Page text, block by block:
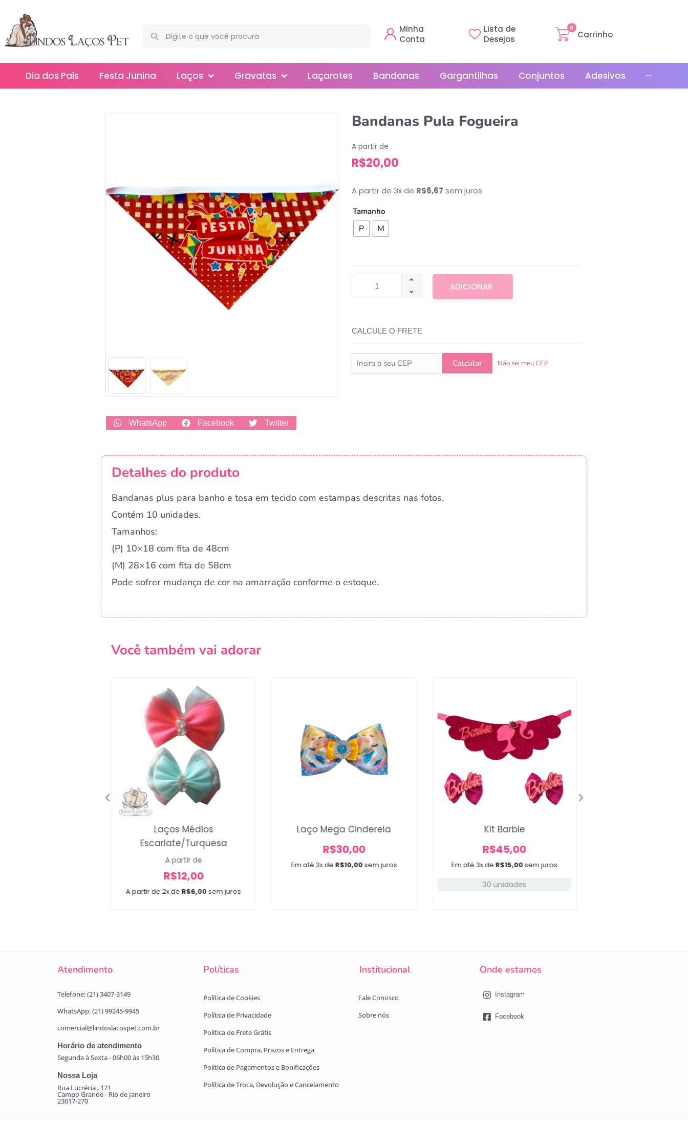
Minha
Conta
Lista de
Desejos
Carrinho
0
Dia dos Pais Festa Junina Laços
Slim
Splash
Gravatas Laçarotes Bandanas Gargantilhas Conjuntos Adesivos ···
WhatsApp Facebook Twitter
Bandanas Pula Fogueira
A partir de
R$20,00
A partir de 3x de R$6,67 sem juros
Tamanho
P M
ADICIONAR
CALCULE O FRETE
Não sei meu CEP
Detalhes do produto
Bandanas plus para banho e tosa em tecido com estampas descritas nas fotos.
Contém 10 unidades.
Tamanhos:
(P) 10×18 com fita de 48cm
(M) 28×16 com fita de 58cm
Pode sofrer mudança de cor na amarração conforme o estoque.
Você também vai adorar
A partir de 2x de R$6,00sem juros
Laços Médios
Escarlate/Turquesa
A partir de
R$12,00
Em até 3x de R$10,00sem juros
Laço Mega Cinderela
R$30,00
Em até 3x de R$15,00sem juros
Kit Barbie
R$45,00
30 unidades
Atendimento Políticas Institucional Onde estamos
Telefone: (21) 3407-3149
WhatsApp: (21) 99245-9945
comercial@lindoslacospet.com.br
Horário de atendimento
Segunda à Sexta - 06h00 às 15h30
Nossa Loja
Rua Lucrécia , 171
Campo Grande - Rio de Janeiro
23017-270
Política de Cookies
Política de Privacidade
Política de Frete Grátis
Política de Compra, Prazos e Entrega
Política de Pagamentos e Bonificações
Política de Troca, Devolução e Cancelamento
Fale Conosco
Sobre nós
Instagram
Facebook
Campanha lançada com sucesso!